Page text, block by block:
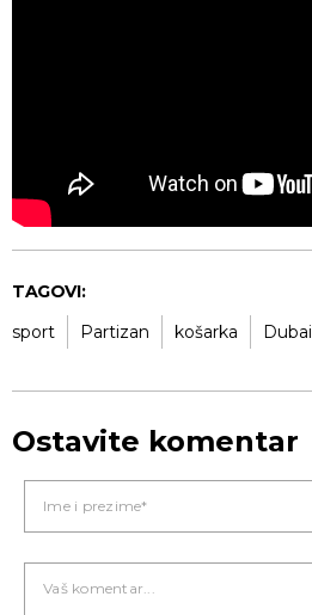
TAGOVI:
sport
Partizan košarka Dubai
Ostavite komentar